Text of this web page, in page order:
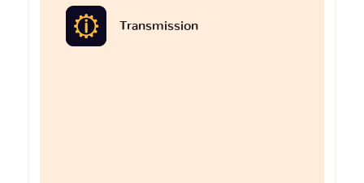
Transmission